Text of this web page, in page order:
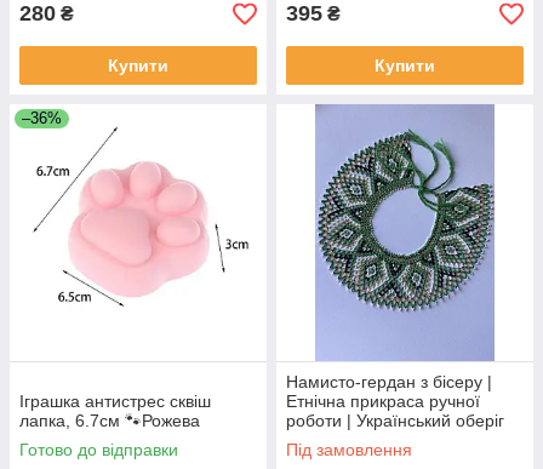
280 ₴
Купити
395 ₴
Купити
–36%
Іграшка антистрес сквіш
лапка, 6.7см 🐾Рожева
Готово до відправки
Намисто-гердан з бісеру |
Етнічна прикраса ручної
роботи | Український оберіг
Під замовлення